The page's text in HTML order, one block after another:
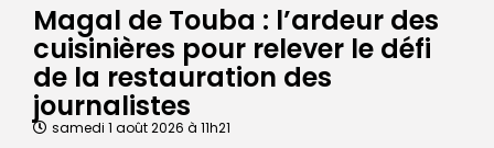
Magal de Touba : l’ardeur des
cuisinières pour relever le défi
de la restauration des
journalistes
samedi 1 août 2026 à 11h21